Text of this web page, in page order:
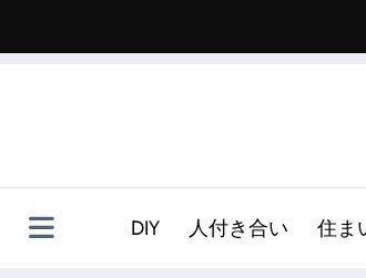
DIY 人付き合い 住ま